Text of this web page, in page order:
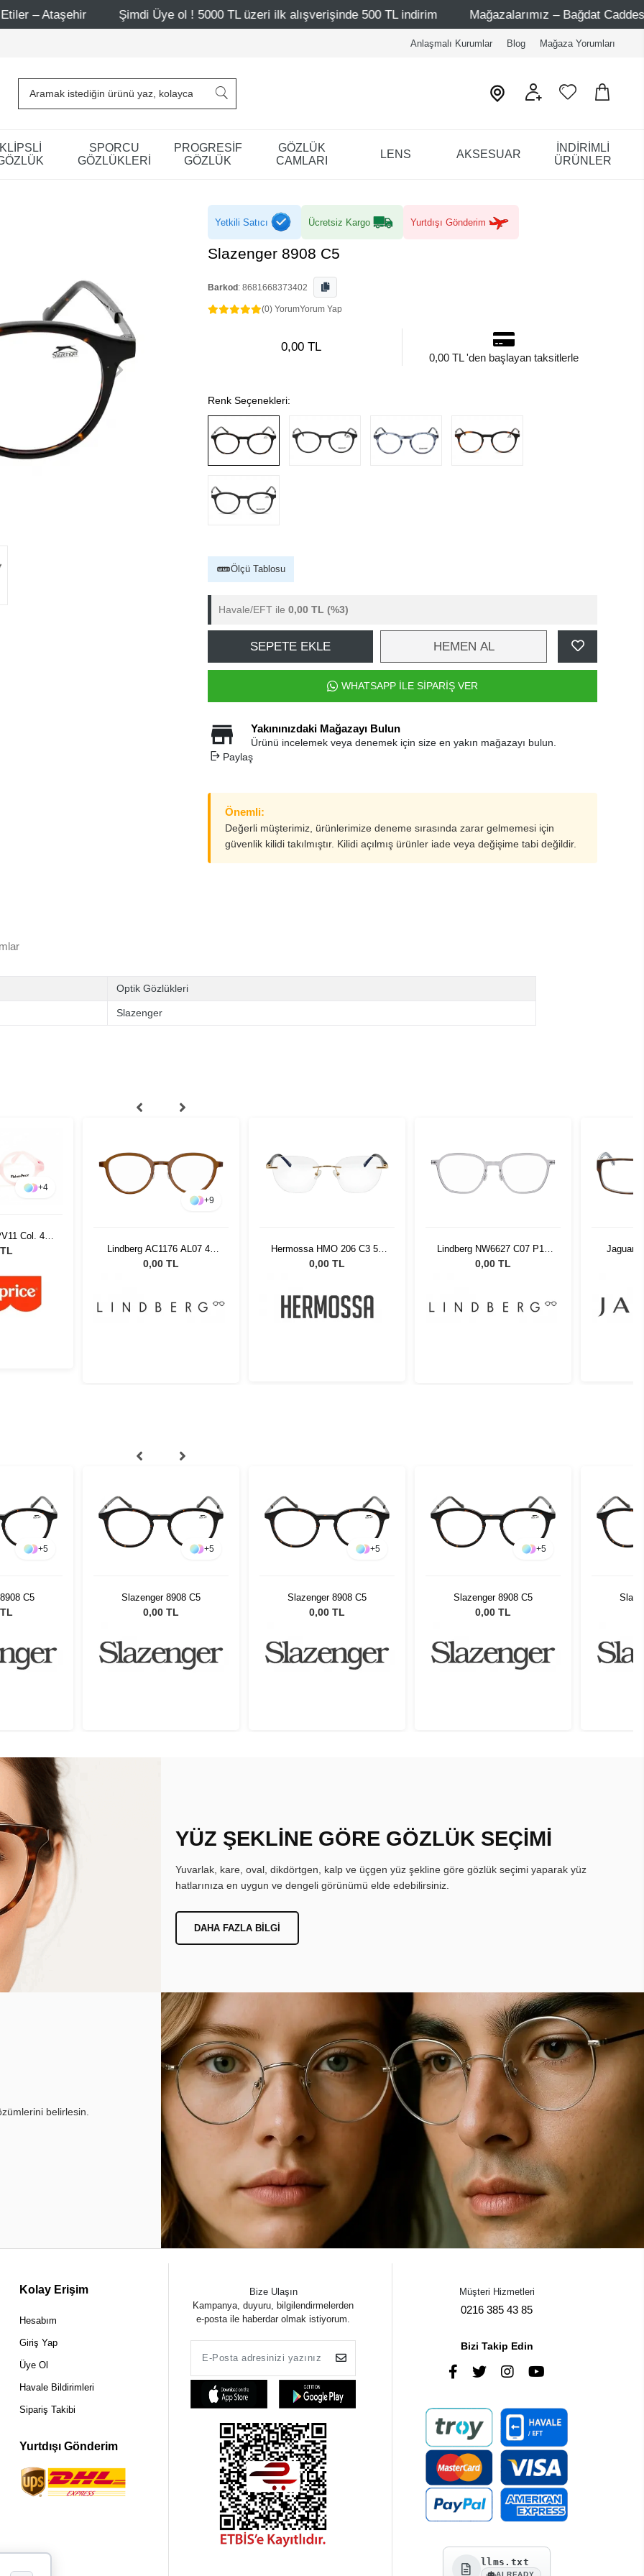
Şimdi Üye ol ! 5000 TL üzeri ilk alışverişinde 500 TL indirim Mağazalarımız – Bağdat Caddesi 1 - Bağdat
Anlaşmalı Kurumlar Blog Mağaza Yorumları
KLİPSLİ
SPORCU
GÖZLÜKLERİ
PROGRESİF
GÖZLÜK
GÖZLÜK
CAMLARI
LENS AKSESUAR
İNDİRİMLİ
ÜRÜNLER
Yetkili Satıcı Ücretsiz Kargo Yurtdışı Gönderim
Slazenger 8908 C5
Barkod : 8681668373402
(0) YorumYorum Yap
0,00 TL
0,00 TL 'den başlayan taksitlerle
Renk Seçenekleri:
Ölçü Tablosu
Havale/EFT ile 0,00 TL (%3)
SEPETE EKLE HEMEN AL
WHATSAPP İLE SİPARİŞ VER
Yakınınızdaki Mağazayı Bulun
Ürünü incelemek veya denemek için size en yakın mağazayı bulun.
Paylaş
Önemli:
Değerli müşterimiz, ürünlerimize deneme sırasında zarar gelmemesi için
güvenlik kilidi takılmıştır. Kilidi açılmış ürünler iade veya değişime tabi değildir.
Optik Gözlükleri
Slazenger
+4
Col. 405
+9
Lindberg AC1176 AL07 49
135
0,00 TL
Hermossa HMO 206 C3 53
17
0,00 TL
Lindberg NW6627 C07 P10
50 140
0,00 TL
Jaguar
+5
C5
+5
Slazenger 8908 C5
0,00 TL
+5
Slazenger 8908 C5
0,00 TL
+5
Slazenger 8908 C5
0,00 TL
YÜZ ŞEKLİNE GÖRE GÖZLÜK SEÇİMİ
Yuvarlak, kare, oval, dikdörtgen, kalp ve üçgen yüz şekline göre gözlük seçimi yaparak yüz
hatlarınıza en uygun ve dengeli görünümü elde edebilirsiniz.
DAHA FAZLA BILGI
belirlesin.
Kolay Erişim
Hesabım
Giriş Yap
Üye Ol
Havale Bildirimleri
Sipariş Takibi
Yurtdışı Gönderim
Bize Ulaşın
Kampanya, duyuru, bilgilendirmelerden
e-posta ile haberdar olmak istiyorum.
Müşteri Hizmetleri
0216 385 43 85
Bizi Takip Edin
llms.txt
AI READY